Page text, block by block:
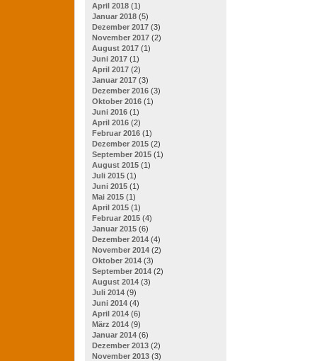
April 2018 (1)
Januar 2018 (5)
Dezember 2017 (3)
November 2017 (2)
August 2017 (1)
Juni 2017 (1)
April 2017 (2)
Januar 2017 (3)
Dezember 2016 (3)
Oktober 2016 (1)
Juni 2016 (1)
April 2016 (2)
Februar 2016 (1)
Dezember 2015 (2)
September 2015 (1)
August 2015 (1)
Juli 2015 (1)
Juni 2015 (1)
Mai 2015 (1)
April 2015 (1)
Februar 2015 (4)
Januar 2015 (6)
Dezember 2014 (4)
November 2014 (2)
Oktober 2014 (3)
September 2014 (2)
August 2014 (3)
Juli 2014 (9)
Juni 2014 (4)
April 2014 (6)
März 2014 (9)
Januar 2014 (6)
Dezember 2013 (2)
November 2013 (3)